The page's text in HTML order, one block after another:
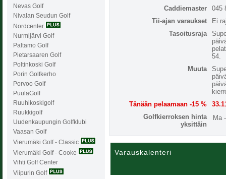
Nevas Golf
Nivalan Seudun Golf
Nordcenter
Nurmijärvi Golf
Paltamo Golf
Pietarsaaren Golf
Poltinkoski Golf
Porin Golfkerho
Porvoo Golf
PuulaGolf
Ruuhikoskigolf
Ruukkigolf
Uudenkaupungin Golfklubi
Vaasan Golf
Vierumäki Golf - Classic
Vierumäki Golf - Cooke
Vihti Golf Center
Viipurin Golf
Caddiemaster
045
Tii-ajan varaukset
Ei
Tasoitusraja
54.
Muuta
Tänään pelaamaan -15 %
Golfkierroksen hinta
yksittäin
Ma
Varauskalenteri